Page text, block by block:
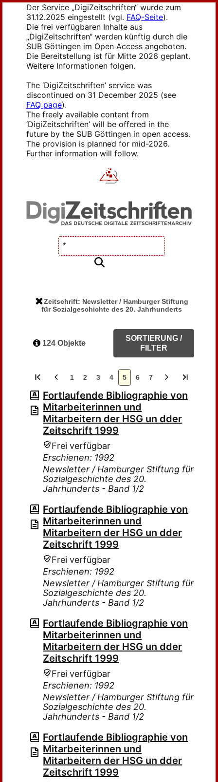
Der Service „DigiZeitschriften“ wurde zum
31.12.2025 eingestellt (vgl. FAQ-Seite).
Die frei verfügbaren Inhalte aus
„DigiZeitschriften“ werden künftig durch die
SUB Göttingen im Open Access angeboten.
Die Bereitstellung ist für Mitte 2026 geplant.
Weitere Informationen folgen.
The ‘DigiZeitschriften’ service was
discontinued on 31 December 2025 (see
FAQ page).
The freely available content from
‘DigiZeitschriften’ will be offered in the
future by the SUB Göttingen in open access.
The provision is planned for mid-2026.
Further information will follow.
Zeitschrift: Newsletter / Hamburger Stiftung
für Sozialgeschichte des 20. Jahrhunderts
124 Objekte
SORTIERUNG /
FILTER
1 2 3 4 5 6 7
Fortlaufende Bibliographie von
Mitarbeiterinnen und
Mitarbeitern der HSG un dder
Zeitschrift 1999
Frei verfügbar
Erschienen: 1992
Newsletter / Hamburger Stiftung für
Sozialgeschichte des 20.
Jahrhunderts - Band 1/2
Fortlaufende Bibliographie von
Mitarbeiterinnen und
Mitarbeitern der HSG un dder
Zeitschrift 1999
Frei verfügbar
Erschienen: 1992
Newsletter / Hamburger Stiftung für
Sozialgeschichte des 20.
Jahrhunderts - Band 1/2
Fortlaufende Bibliographie von
Mitarbeiterinnen und
Mitarbeitern der HSG un dder
Zeitschrift 1999
Frei verfügbar
Erschienen: 1992
Newsletter / Hamburger Stiftung für
Sozialgeschichte des 20.
Jahrhunderts - Band 1/2
Fortlaufende Bibliographie von
Mitarbeiterinnen und
Mitarbeitern der HSG un dder
Zeitschrift 1999